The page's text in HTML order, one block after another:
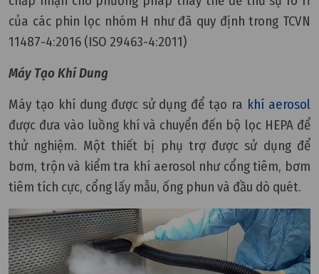
của các phin lọc nhóm H như đã quy định trong TCVN
11487-4:2016 (ISO 29463-4:2011)
Máy Tạo Khí Dung
Máy tạo khí dung được sử dụng để tạo ra khí aerosol
được đưa vào luồng khí và chuyển đến bộ lọc HEPA để
thử nghiệm. Một thiết bị phụ trợ được sử dụng để
bơm, trộn và kiểm tra khí aerosol như cổng tiêm, bơm
tiêm tích cực, cổng lấy mẫu, ống phun và đầu dò quét.